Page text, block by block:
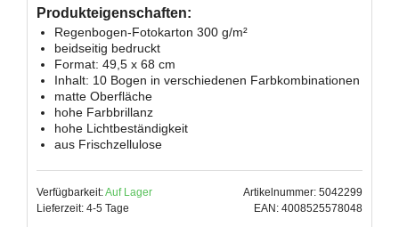
Produkteigenschaften:
Regenbogen-Fotokarton 300 g/m²
beidseitig bedruckt
Format: 49,5 x 68 cm
Inhalt: 10 Bogen in verschiedenen Farbkombinationen
matte Oberfläche
hohe Farbbrillanz
hohe Lichtbeständigkeit
aus Frischzellulose
Verfügbarkeit:Auf Lager
Lieferzeit: 4-5 Tage
Artikelnummer: 5042299
EAN: 4008525578048